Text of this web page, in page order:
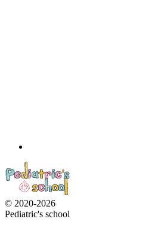
© 2020-2026
Pediatric's school